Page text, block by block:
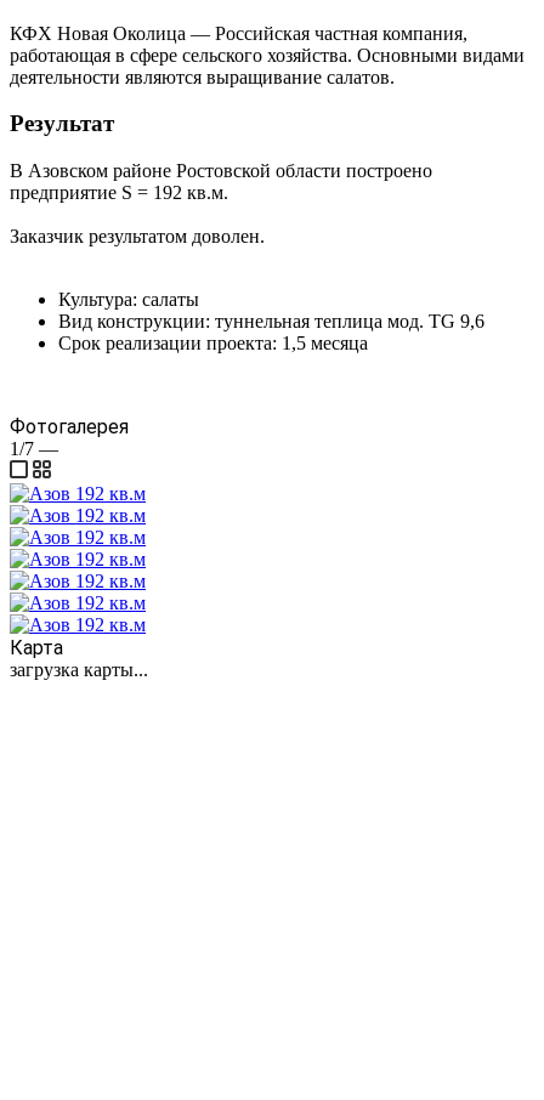
КФХ Новая Околица — Российская частная компания,
работающая в сфере сельского хозяйства. Основными видами
деятельности являются выращивание салатов.
Результат
В Азовском районе Ростовской области построено
предприятие S = 192 кв.м.
Заказчик результатом доволен.
Культура: салаты
Вид конструкции: туннельная теплица мод. TG 9,6
Срок реализации проекта: 1,5 месяца
Фотогалерея
1/7 —
Карта
загрузка карты...